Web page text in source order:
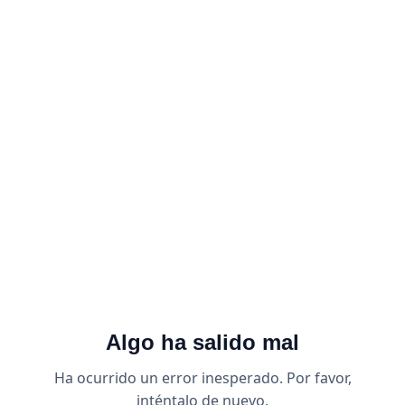
Algo ha salido mal
Ha ocurrido un error inesperado. Por favor,
inténtalo de nuevo.